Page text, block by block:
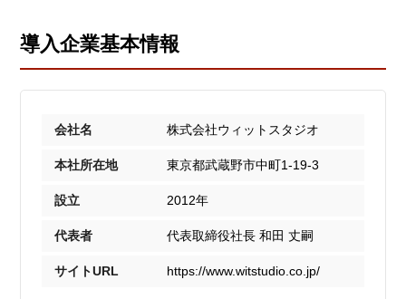
導入企業基本情報
会社名 株式会社ウィットスタジオ
本社所在地 東京都武蔵野市中町1-19-3
設立 2012年
代表者 代表取締役社長 和田 丈嗣
サイトURL https://www.witstudio.co.jp/